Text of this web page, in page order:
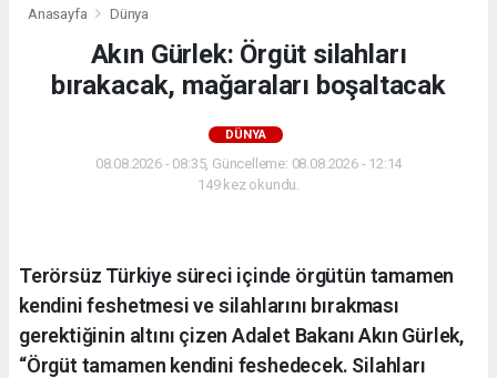
Anasayfa Dünya
Akın Gürlek: Örgüt silahları
bırakacak, mağaraları boşaltacak
DÜNYA
08.08.2026 - 08:35, Güncelleme: 08.08.2026 - 12:14
149 kez okundu.
Terörsüz Türkiye süreci içinde örgütün tamamen
kendini feshetmesi ve silahlarını bırakması
gerektiğinin altını çizen Adalet Bakanı Akın Gürlek,
“Örgüt tamamen kendini feshedecek. Silahları